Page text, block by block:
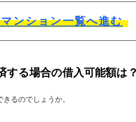
ンション一覧へ進む
する場合の借入可能額は？
るのでしょうか。